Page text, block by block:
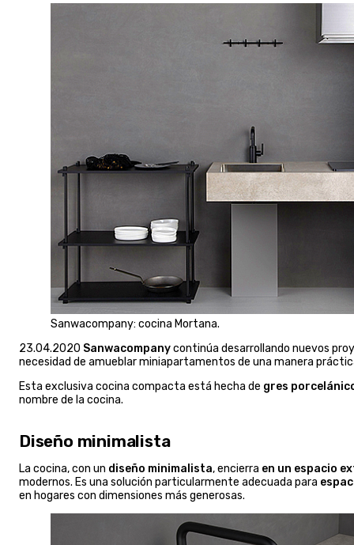
Sanwacompany: cocina Mortana.
23.04.2020 Sanwacompanycontinúa desarrollando nuevos
necesidad de amueblar miniapartamentos de una manera
Esta exclusiva cocina compacta está hecha de gres
nombre de la cocina.
Diseño minimalista
La cocina, con un diseño minimalista, encierra en un espacio
modernos. Es una solución particularmente adecuada para
en hogares con dimensiones más generosas.